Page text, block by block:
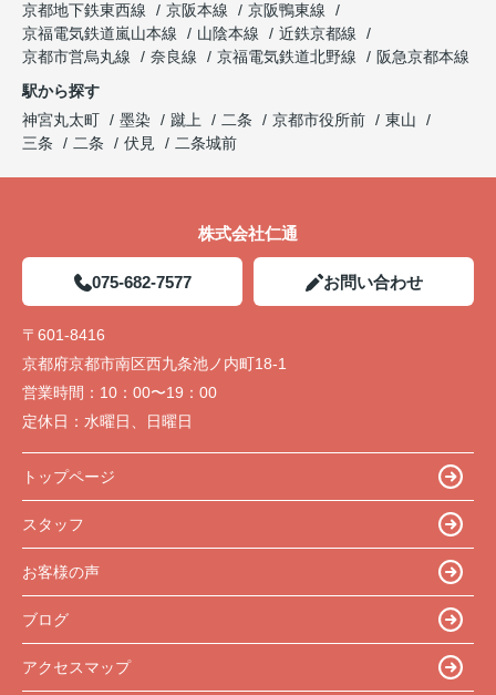
京都地下鉄東西線
京阪本線
京阪鴨東線
京福電気鉄道嵐山本線
山陰本線
近鉄京都線
京都市営烏丸線
奈良線 京福電気鉄道北野線
阪急京都本線
駅から探す
神宮丸太町
墨染 蹴上 二条 京都市役所前
東山
三条
二条 伏見 二条城前
株式会社仁通
075-682-7577 お問い合わせ
〒601-8416
京都府京都市南区西九条池ノ内町18-1
営業時間： 10：00〜19：00
定休日： 水曜日、日曜日
トップページ
スタッフ
お客様の声
ブログ
アクセスマップ